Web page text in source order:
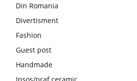
Din Romania
Divertisment
Fashion
Guest post
Handmade